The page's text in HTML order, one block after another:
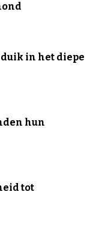
in het diepe
hun
tot